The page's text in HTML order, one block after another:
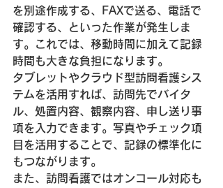
を別途作成する、FAXで送る、電話で
確認する、といった作業が発生しま
す。これでは、移動時間に加えて記録
時間も大きな負担になります。
タブレットやクラウド型訪問看護シス
テムを活用すれば、訪問先でバイタ
ル、処置内容、観察内容、申し送り事
項を入力できます。写真やチェック項
目を活用することで、記録の標準化に
もつながります。
また、訪問看護ではオンコール対応も